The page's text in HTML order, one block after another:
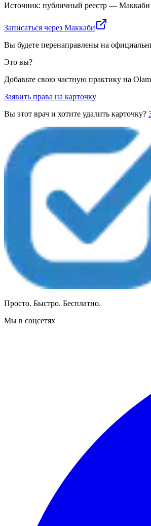
Источник: публичный реестр — Маккаби
Записаться через Маккаби
Вы будете перенаправлены на
Это вы?
Добавьте свою частную практику на
Заявить права на карточку
Вы этот врач и хотите удалить карточку?
Просто. Быстро. Бесплатно.
Мы в соцсетях